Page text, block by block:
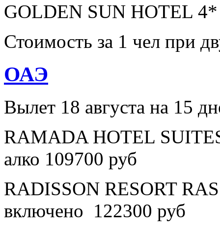
GOLDEN SUN HOTEL 4*
Стоимость за 1 чел при
ОАЭ
Вылет 18 августа на 15
RAMADA HOTEL
алко 109700 руб
RADISSON RESORT
включено 122300 руб